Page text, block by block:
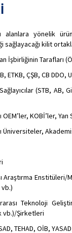
alanlara yönelik
sağlayacağı kilit
İşbirliğinin Tarafları
ÇŞB, CB DDO,
(STB, AB,
KOBİ’ler, Yan
Enstitüleri/
vb.)
Teknoloji
vb.)/Şirketleri
TEHAD, OİB,